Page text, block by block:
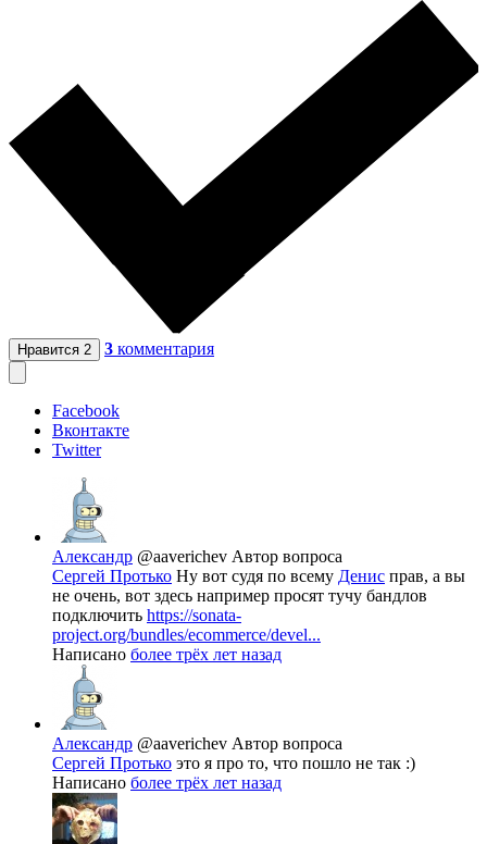
Нравится 2 3 комментария
Facebook
Вконтакте
Twitter
Александр @aaverichev Автор вопроса
Сергей Протько Ну вот судя по всему Денис прав, а вы
не очень, вот здесь например просят тучу бандлов
подключить https://sonata-
project.org/bundles/ecommerce/devel...
Написано более трёх лет назад
Александр @aaverichev Автор вопроса
Сергей Протько это я про то, что пошло не так :)
Написано более трёх лет назад